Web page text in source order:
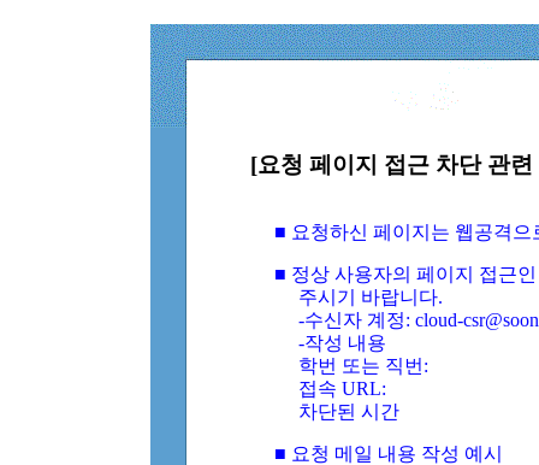
[요청 페이지 접근 차단 관
■ 요청하신 페이지는 웹공격
■ 정상 사용자의 페이지 접근
주시기 바랍니다.
-수신자 계정: cloud-
-작성 내용
학번 또는 직번:
접속 URL:
차단된 시간
■ 요청 메일 내용 작성 예시